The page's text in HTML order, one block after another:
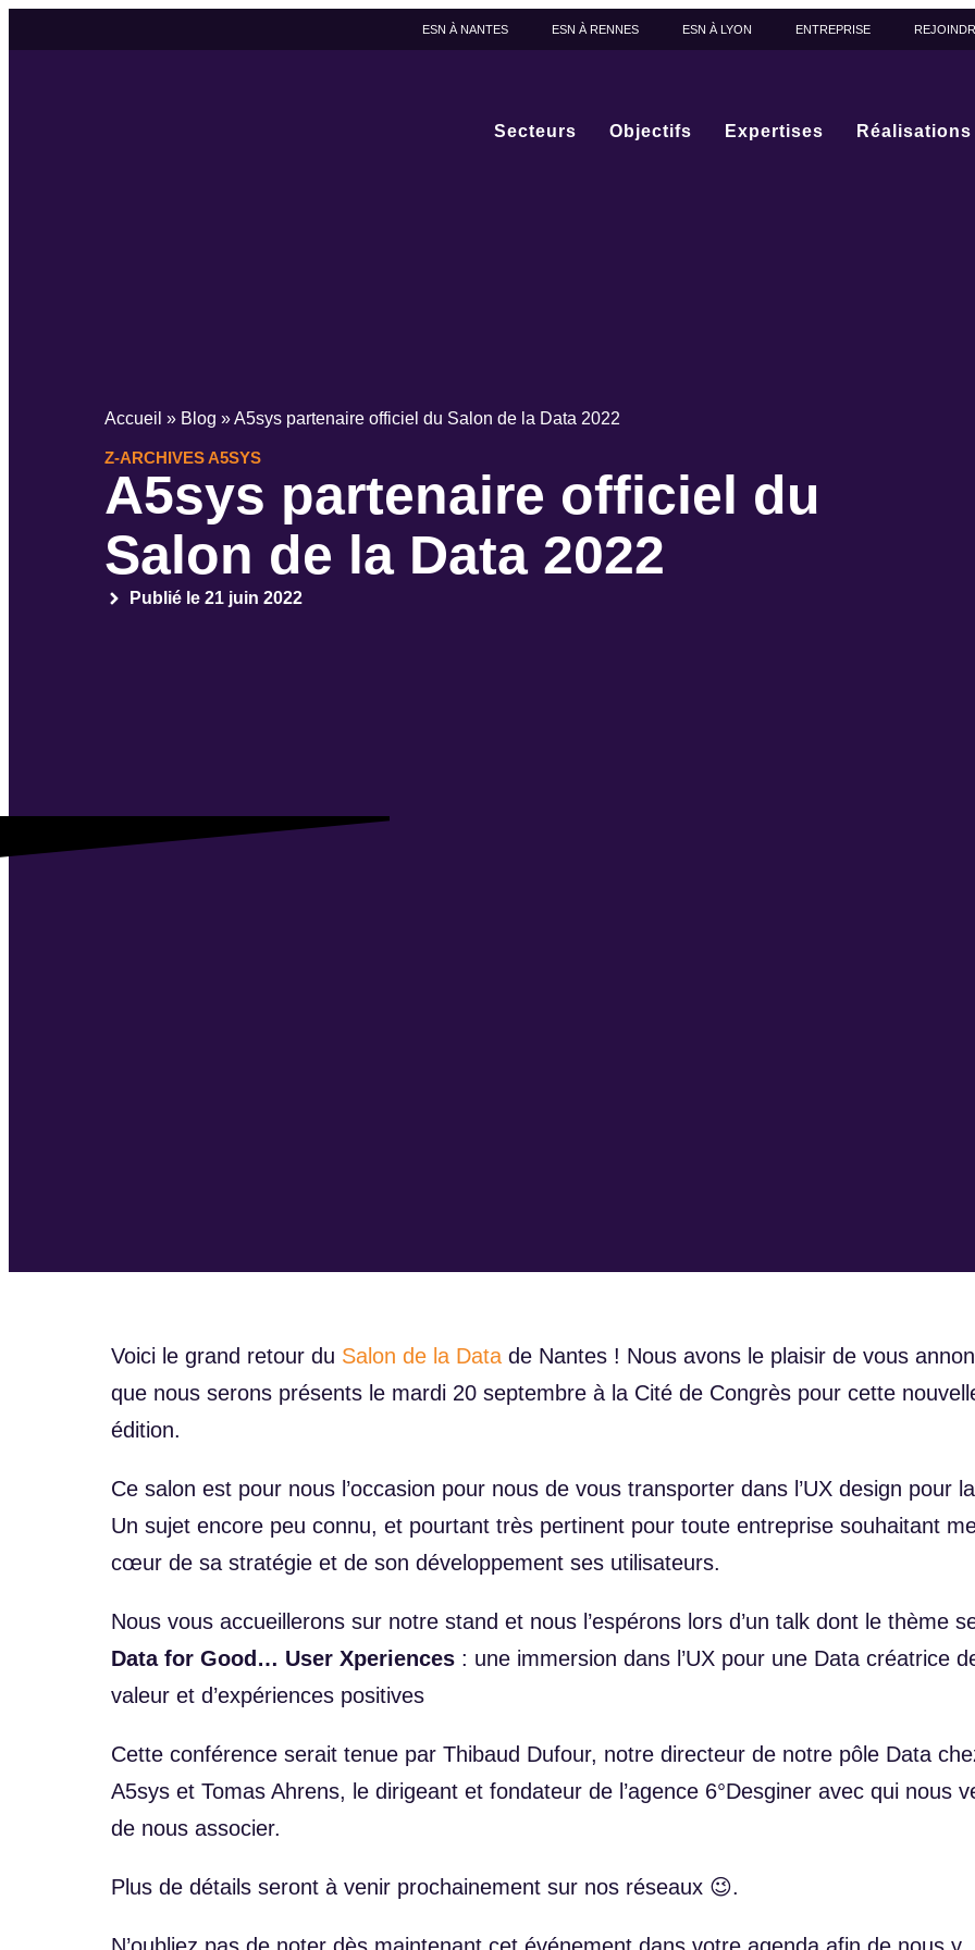
ESN À NANTES ESN À RENNES ESN À LYON ENTREPRISE
Secteurs Objectifs Expertises Réalisations
Accueil » Blog »A5sys partenaire officiel du Salon de la Data 2022
Z-ARCHIVES A5SYS
A5sys partenaire officiel du
Salon de la Data 2022
Publié le 21 juin 2022
Voici le grand retour du Salon de la Data de Nantes ! Nous avons le plaisir de vous
que nous serons présents le mardi 20 septembre à la Cité de Congrès pour cette
édition.
Ce salon est pour nous l’occasion pour nous de vous transporter dans l’UX design pour
Un sujet encore peu connu, et pourtant très pertinent pour toute entreprise souhaitant
cœur de sa stratégie et de son développement ses utilisateurs.
Nous vous accueillerons sur notre stand et nous l’espérons lors d’un talk dont le thème
Data for Good… User Xperiences : une immersion dans l’UX pour une Data créatrice
valeur et d’expériences positives
Cette conférence serait tenue par Thibaud Dufour, notre directeur de notre pôle Data
A5sys et Tomas Ahrens, le dirigeant et fondateur de l’agence 6°Desginer avec qui nous
de nous associer.
Plus de détails seront à venir prochainement sur nos réseaux 😉.